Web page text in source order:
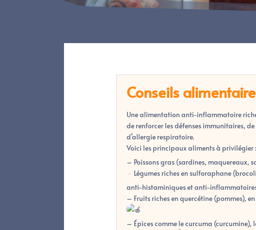
Conseils
Une alimentation anti-inflammatoire
de renforcer les défenses immunitaires,
d’allergie respiratoire.
Voici les principaux aliments à privilégier :
– Poissons gras (sardines, maquereaux,
– Légumes riches en sulforaphane
anti-histaminiques et anti-
– Fruits riches en quercétine (pommes),
– Épices comme le curcuma